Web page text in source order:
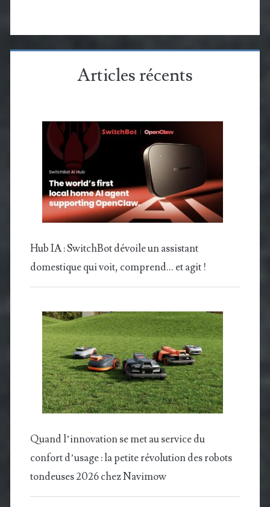
Articles récents
Hub IA : SwitchBot dévoile un assistant
domestique qui voit, comprend… et agit !
Quand l’innovation se met au service du
confort d’usage : la petite révolution des robots
tondeuses 2026 chez Navimow